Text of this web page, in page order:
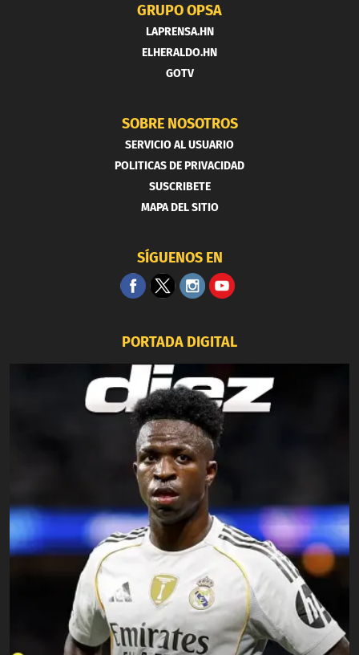
GRUPO OPSA
LAPRENSA.HN
ELHERALDO.HN
GOTV
SOBRE NOSOTROS
SERVICIO AL USUARIO
POLITICAS DE PRIVACIDAD
SUSCRIBETE
MAPA DEL SITIO
SÍGUENOS EN
PORTADA DIGITAL